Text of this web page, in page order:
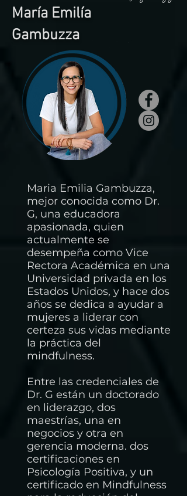
María Emilía
Gambuzza
Maria Emilia Gambuzza,
mejor conocida como Dr.
G, una educadora
apasionada, quien
actualmente se
desempeña como Vice
Rectora Académica en una
Universidad privada en los
Estados Unidos, y hace dos
años se dedica a ayudar a
mujeres a liderar con
certeza sus vidas mediante
la práctica del
mindfulness.
Entre las credenciales de
Dr. G están un doctorado
en liderazgo, dos
maestrías, una en
negocios y otra en
gerencia moderna. dos
certificaciones en
Psicología Positiva, y un
certificado en Mindfulness